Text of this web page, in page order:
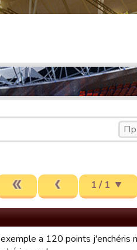
1 / 1
a 120 points j'enchéris